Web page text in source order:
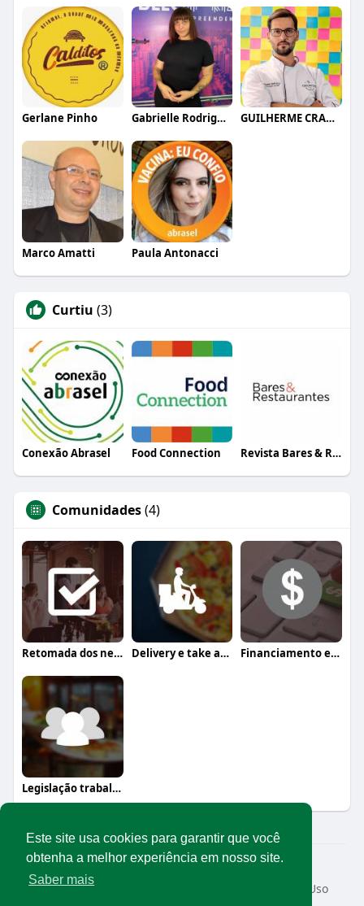
Este site usa cookies para garantir que você
obtenha a melhor experiência em nosso site.
Saber mais
Gerlane Pinho Gabrielle Rodrigues GUILHERME CRAMER BALLE
Marco Amatti Paula Antonacci
Curtiu (3)
Conexão Abrasel Food Connection Revista Bares & Restaurantes
Comunidades(4)
Retomada dos negócios Delivery e take away Financiamento e crédito
Legislação trabalhista
© 2026 Rede Abrasel
Início
Sobre
Termos de Uso